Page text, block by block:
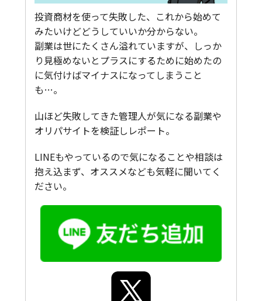
投資商材を使って失敗した、これから始めて
みたいけどどうしていいか分からない。
副業は世にたくさん溢れていますが、しっか
り見極めないとプラスにするために始めたの
に気付けばマイナスになってしまうこと
も…。
山ほど失敗してきた管理人が気になる副業や
オリパサイトを検証しレポート。
LINEもやっているので気になることや相談は
抱え込まず、オススメなども気軽に聞いてく
ださい。